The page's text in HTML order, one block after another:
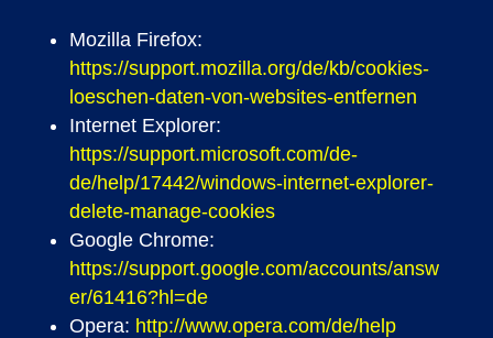
Mozilla Firefox:
https://support.mozilla.org/de/kb/cookies-
loeschen-daten-von-websites-entfernen
Internet Explorer:
https://support.microsoft.com/de-
de/help/17442/windows-internet-explorer-
delete-manage-cookies
Google Chrome:
https://support.google.com/accounts/answ
er/61416?hl=de
Opera: http://www.opera.com/de/help